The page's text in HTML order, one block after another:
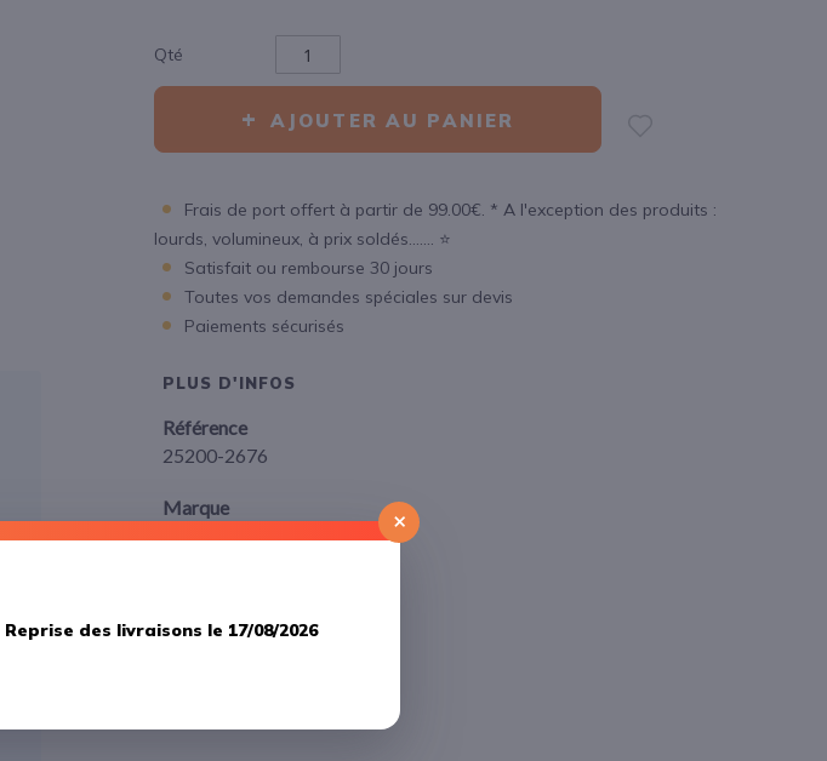
Qté
AJOUTER AU PANIER
Frais de port offert à partir de 99.00€. * A l'exception des produits :
lourds, volumineux, à prix soldés....... ⭐
Satisfait ou rembourse 30 jours
Toutes vos demandes spéciales sur devis
Paiements sécurisés
PLUS D'INFOS
Référence
25200-2676
Marque
Wichard
×
Reprise des livraisons le 17/08/2026